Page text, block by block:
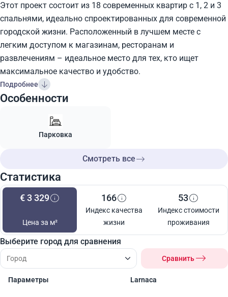
Этот проект состоит из 18 современных квартир с 1, 2 и 3
спальнями, идеально спроектированных для современной
городской жизни. Расположенный в лучшем месте с
легким доступом к магазинам, ресторанам и
развлечениям – идеальное место для тех, кто ищет
максимальное качество и удобство.
Подробнее
Особенности
Парковка
Смотреть все
Статистика
€ 3 329
Цена за м²
166
Индекс качества
жизни
53
Индекс стоимости
проживания
Выберите город для сравнения
Сравнить
Параметры Larnaca